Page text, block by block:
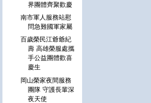
界團體齊聚歡慶
南市軍人服務站慰
問急難國軍家屬
百歲榮民江爺爺紀
壽 高雄榮服處攜
手公益團體歡喜
慶生
岡山榮家夜間服務
團隊 守護長輩深
夜天使